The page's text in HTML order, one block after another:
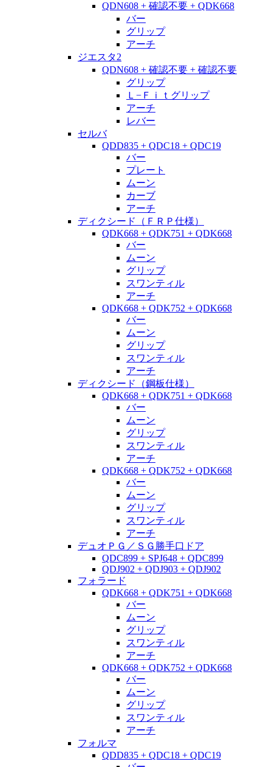
QDN608 + 確認不要 + QDK668
バー
グリップ
アーチ
ジエスタ2
QDN608 + 確認不要 + 確認不要
グリップ
Ｌ−Ｆｉｔグリップ
アーチ
レバー
セルバ
QDD835 + QDC18 + QDC19
バー
プレート
ムーン
カーブ
アーチ
ディクシード（ＦＲＰ仕様）
QDK668 + QDK751 + QDK668
バー
ムーン
グリップ
スワンティル
アーチ
QDK668 + QDK752 + QDK668
バー
ムーン
グリップ
スワンティル
アーチ
ディクシード（鋼板仕様）
QDK668 + QDK751 + QDK668
バー
ムーン
グリップ
スワンティル
アーチ
QDK668 + QDK752 + QDK668
バー
ムーン
グリップ
スワンティル
アーチ
デュオＰＧ／ＳＧ勝手口ドア
QDC899 + SPJ648 + QDC899
QDJ902 + QDJ903 + QDJ902
フォラード
QDK668 + QDK751 + QDK668
バー
ムーン
グリップ
スワンティル
アーチ
QDK668 + QDK752 + QDK668
バー
ムーン
グリップ
スワンティル
アーチ
フォルマ
QDD835 + QDC18 + QDC19